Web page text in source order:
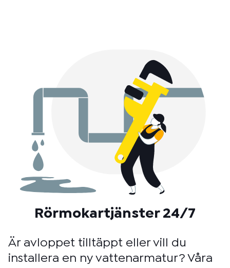
Rörmokartjänster 24/7
Är avloppet tilltäppt eller vill du
installera en ny vattenarmatur? Våra